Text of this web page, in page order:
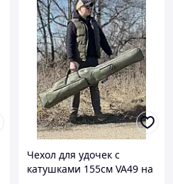
Чехол для удочек с
катушками 155см VA49 на